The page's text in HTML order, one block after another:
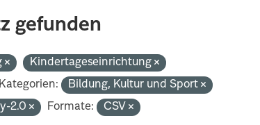
gefunden
Kindertageseinrichtung
Kategorien:
Bildung, Kultur und Sport
2.0 Formate: CSV